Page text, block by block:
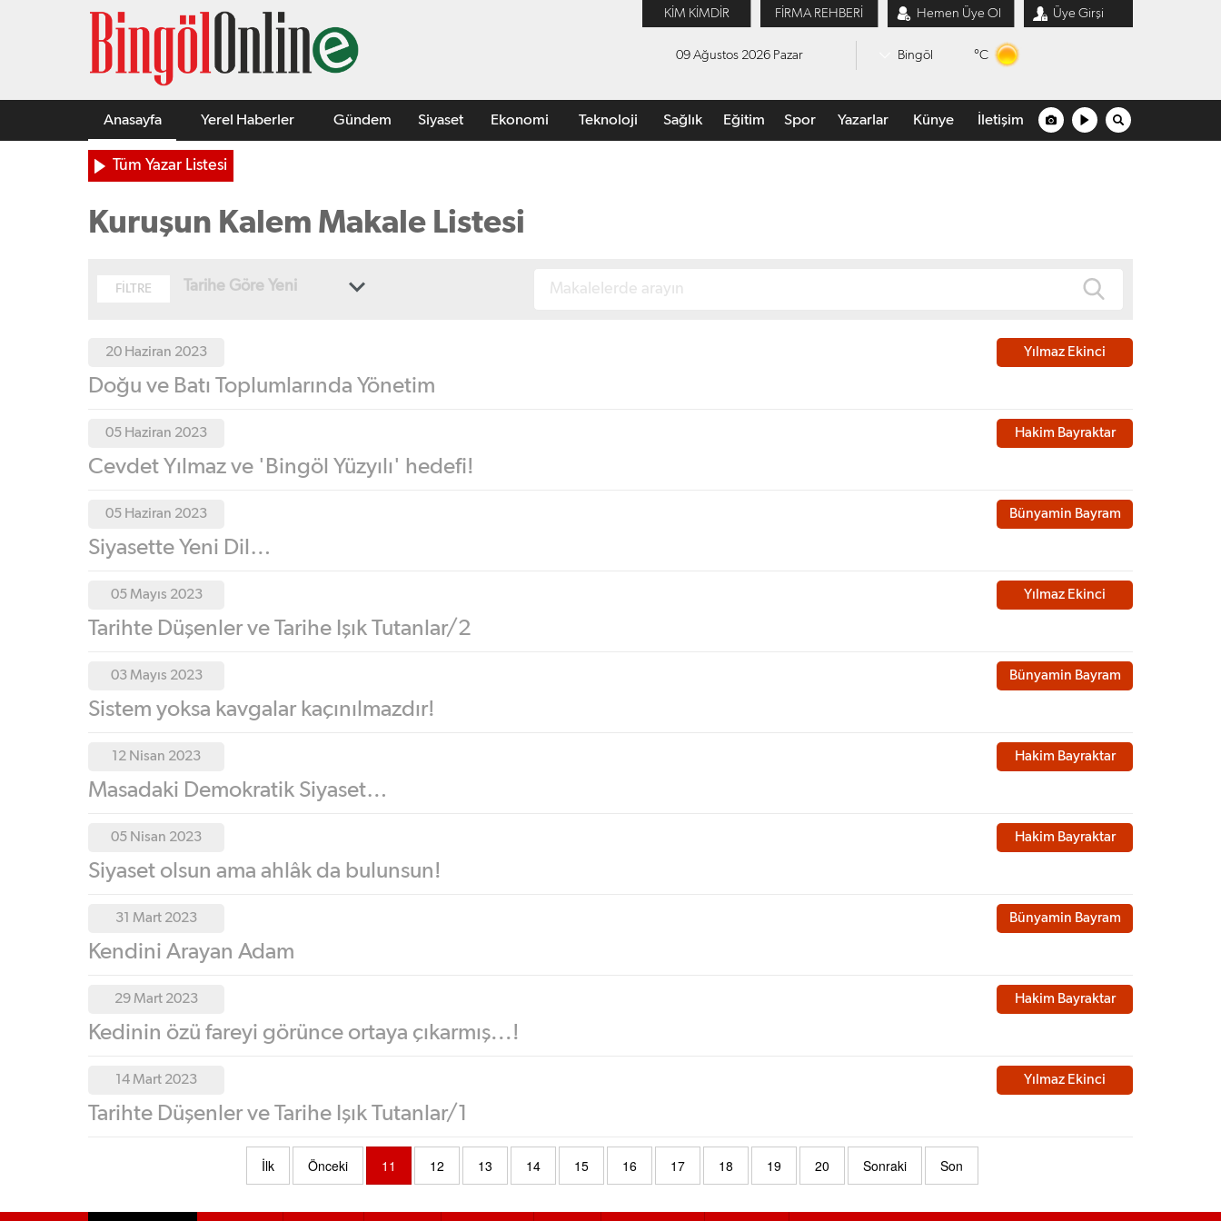
KİM KİMDİR FİRMA REHBERİ Hemen Üye Ol Üye Girşi
09 Ağustos 2026 Pazar Bingöl °C
Anasayfa Yerel Haberler Gündem Siyaset Ekonomi Teknoloji Sağlık Eğitim Spor Yazarlar Künye İletişim
Tüm Yazar Listesi
Kuruşun Kalem Makale Listesi
FİLTRE Tarihe Göre Yeni
Yılmaz Ekinci
20 Haziran 2023
Doğu ve Batı Toplumlarında Yönetim
Hakim Bayraktar
05 Haziran 2023
Cevdet Yılmaz ve 'Bingöl Yüzyılı' hedefi!
Bünyamin Bayram
05 Haziran 2023
Siyasette Yeni Dil…
Yılmaz Ekinci
05 Mayıs 2023
Tarihte Düşenler ve Tarihe Işık Tutanlar/2
Bünyamin Bayram
03 Mayıs 2023
Sistem yoksa kavgalar kaçınılmazdır!
Hakim Bayraktar
12 Nisan 2023
Masadaki Demokratik Siyaset…
Hakim Bayraktar
05 Nisan 2023
Siyaset olsun ama ahlâk da bulunsun!
Bünyamin Bayram
31 Mart 2023
Kendini Arayan Adam
Hakim Bayraktar
29 Mart 2023
Kedinin özü fareyi görünce ortaya çıkarmış...!
Yılmaz Ekinci
14 Mart 2023
Tarihte Düşenler ve Tarihe Işık Tutanlar/1
İlk Önceki 11 12 13 14 15 16 17 18 19 20 Sonraki Son